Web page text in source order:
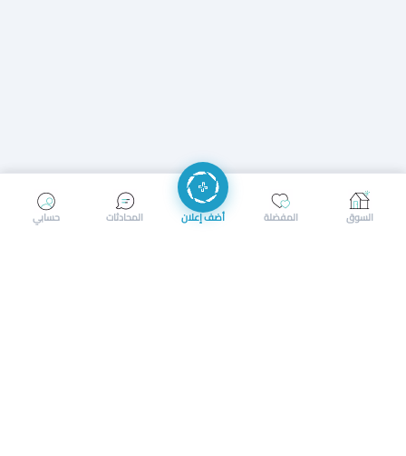
إرسال رسالة إجراء مكالمة
حسابي المحادثات أضف إعلان المفضلة السوق